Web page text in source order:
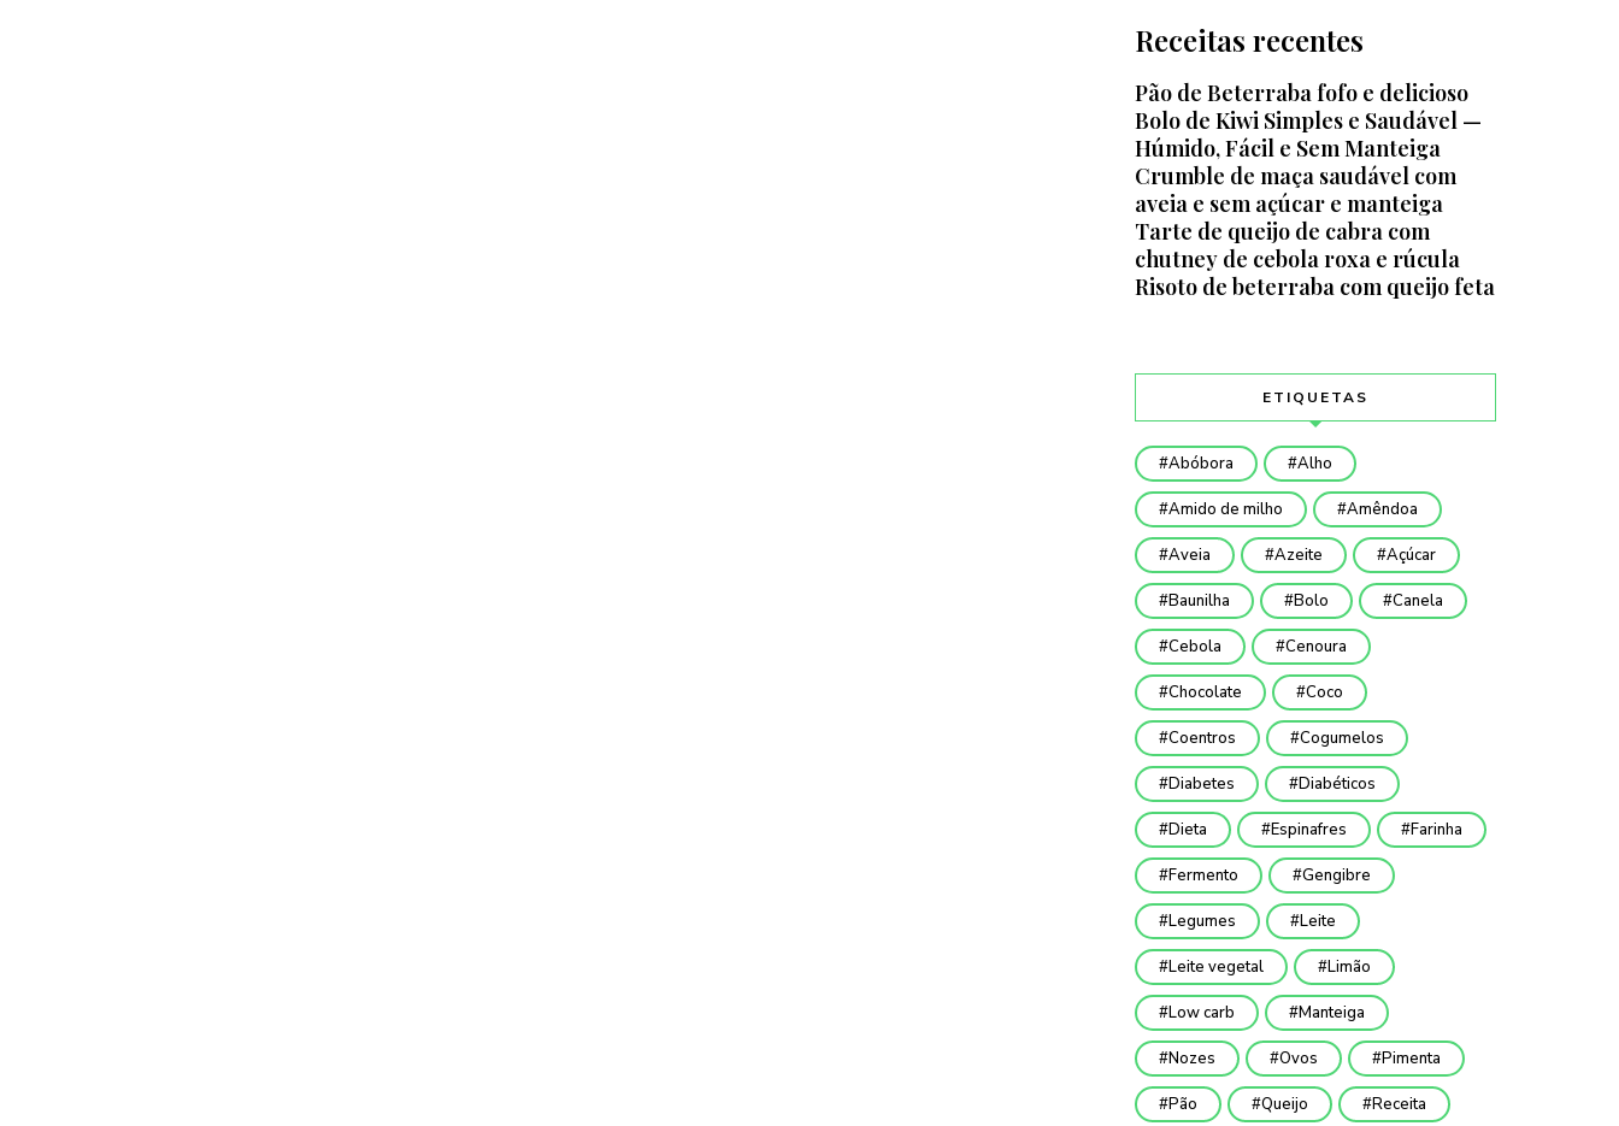
Receitas recentes
Pão de Beterraba fofo e delicioso
Bolo de Kiwi Simples e Saudável —
Húmido, Fácil e Sem Manteiga
Crumble de maça saudável com
aveia e sem açúcar e manteiga
Tarte de queijo de cabra com
chutney de cebola roxa e rúcula
Risoto de beterraba com queijo feta
ETIQUETAS
Abóbora Alho
Amido de milho Amêndoa
Aveia Azeite Açúcar
Baunilha Bolo Canela
Cebola Cenoura
Chocolate Coco
Coentros Cogumelos
Diabetes Diabéticos
Dieta Espinafres Farinha
Fermento Gengibre
Legumes Leite
Leite vegetal Limão
Low carb Manteiga
Nozes Ovos Pimenta
Pão Queijo Receita